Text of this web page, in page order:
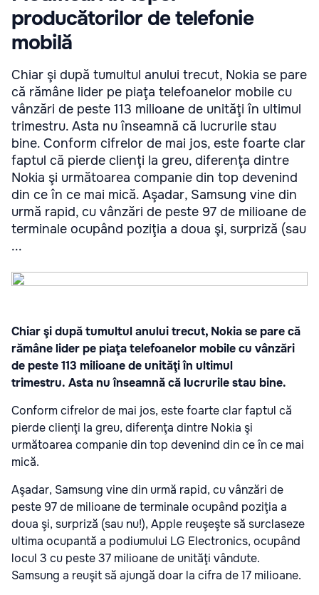
producătorilor de telefonie
mobilă
Chiar şi după tumultul anului trecut, Nokia se pare
că rămâne lider pe piaţa telefoanelor mobile cu
vânzări de peste 113 milioane de unităţi în ultimul
trimestru. Asta nu înseamnă că lucrurile stau
bine. Conform cifrelor de mai jos, este foarte clar
faptul că pierde clienţi la greu, diferenţa dintre
Nokia şi următoarea companie din top devenind
din ce în ce mai mică. Aşadar, Samsung vine din
urmă rapid, cu vânzări de peste 97 de milioane de
terminale ocupând poziţia a doua şi, surpriză (sau
...
Chiar şi după tumultul anului trecut, Nokia se pare că
rămâne lider pe piaţa telefoanelor mobile cu vânzări
de peste 113 milioane de unităţi în ultimul
trimestru. Asta nu înseamnă că lucrurile stau bine.
Conform cifrelor de mai jos, este foarte clar faptul că
pierde clienţi la greu, diferenţa dintre Nokia şi
următoarea companie din top devenind din ce în ce mai
mică.
Aşadar, Samsung vine din urmă rapid, cu vânzări de
peste 97 de milioane de terminale ocupând poziţia a
doua şi, surpriză (sau nu!), Apple reuşeşte să surclaseze
ultima ocupantă a podiumului LG Electronics, ocupând
locul 3 cu peste 37 milioane de unităţi vândute.
Samsung a reuşit să ajungă doar la cifra de 17 milioane.